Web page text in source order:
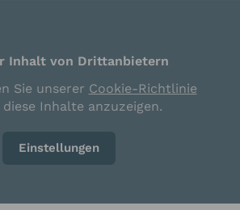
Inhalt von Drittanbietern
Sie unserer Cookie-Richtlinie
Inhalte anzuzeigen.
Einstellungen